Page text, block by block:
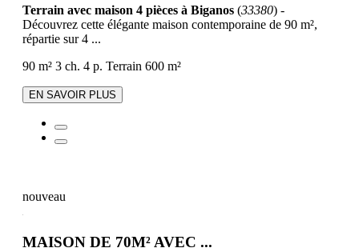
Terrain avec maison 4 pièces à Biganos (33380) -
Découvrez cette élégante maison contemporaine de 90 m²,
répartie sur 4 ...
90 m² 3 ch. 4 p. Terrain 600 m²
EN SAVOIR PLUS
nouveau
MAISON DE 70M² AVEC ...